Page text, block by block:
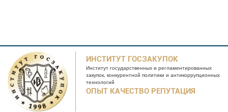
ИНСТИТУТ ГОСЗАКУПОК
Институт государственных и регламентированных
закупок, конкурентной политики и антикоррупционных
технологий
ОПЫТ КАЧЕСТВО РЕПУТАЦИЯ